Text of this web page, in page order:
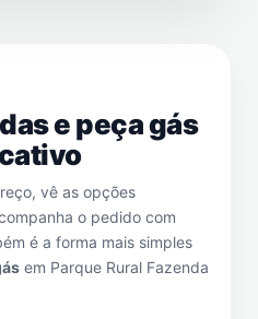
e peça gás
vê as opções
o pedido com
é a forma mais simples
em Parque Rural Fazenda